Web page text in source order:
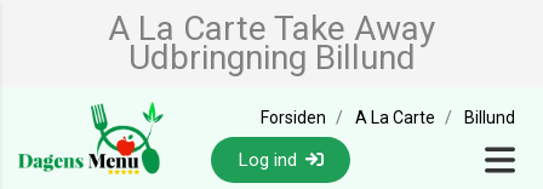
A La Carte Take Away
Udbringning Billund
Forsiden A La Carte Billund
Log ind